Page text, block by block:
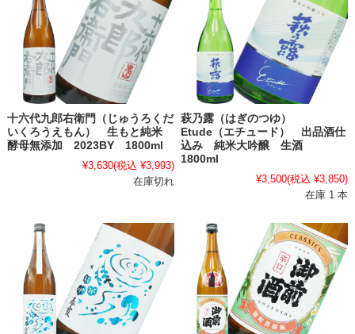
十六代九郎右衛門（じゅうろくだ
いくろうえもん） 生もと純米
酵母無添加 2023BY 1800ml
¥3,630(税込 ¥3,993)
在庫切れ
萩乃露（はぎのつゆ）
Etude（エチュード） 出品酒仕
込み 純米大吟醸 生酒
1800ml
¥3,500(税込 ¥3,850)
在庫 1 本